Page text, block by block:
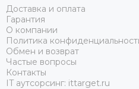
Доставка и оплата
Гарантия
О компании
Политика
Обмен и возврат
Частые вопросы
Контакты
IT аутсорсинг: ittarget.ru